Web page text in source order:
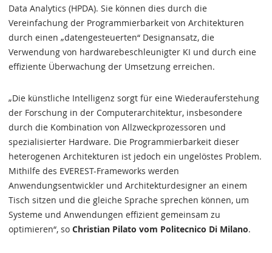
Data Analytics (HPDA). Sie können dies durch die
Vereinfachung der Programmierbarkeit von Architekturen
durch einen „datengesteuerten“ Designansatz, die
Verwendung von hardwarebeschleunigter KI und durch eine
effiziente Überwachung der Umsetzung erreichen.
„Die künstliche Intelligenz sorgt für eine Wiederauferstehung
der Forschung in der Computerarchitektur, insbesondere
durch die Kombination von Allzweckprozessoren und
spezialisierter Hardware. Die Programmierbarkeit dieser
heterogenen Architekturen ist jedoch ein ungelöstes Problem.
Mithilfe des EVEREST-Frameworks werden
Anwendungsentwickler und Architekturdesigner an einem
Tisch sitzen und die gleiche Sprache sprechen können, um
Systeme und Anwendungen effizient gemeinsam zu
optimieren“, so Christian Pilato vom Politecnico Di Milano.